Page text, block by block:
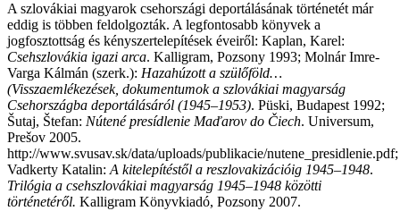
A szlovákiai magyarok csehországi deportálásának történetét már
eddig is többen feldolgozták. A legfontosabb könyvek a
jogfosztottság és kényszertelepítések éveiről: Kaplan, Karel:
Csehszlovákia igazi arca. Kalligram, Pozsony 1993; Molnár Imre-
Varga Kálmán (szerk.): Hazahúzott a szülőföld…
(Visszaemlékezések, dokumentumok a szlovákiai magyarság
Csehországba deportálásáról (1945–1953). Püski, Budapest 1992;
Šutaj, Štefan: Nútené presídlenie Maďarov do Čiech. Universum,
Prešov 2005.
http://www.svusav.sk/data/uploads/publikacie/
Vadkerty Katalin: A kitelepítéstől a reszlovakizációig 1945–1948.
Trilógia a csehszlovákiai magyarság 1945–1948 közötti
történetéről. Kalligram Könyvkiadó, Pozsony 2007.